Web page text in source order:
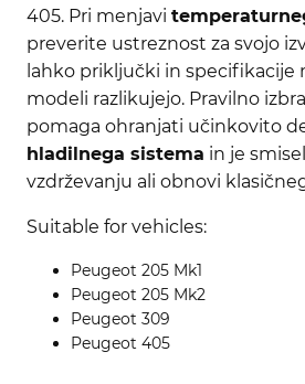
405. Pri menjavi
preverite ustreznost za svojo
lahko priključki in specifikacije
modeli razlikujejo. Pravilno
pomaga ohranjati učinkovito
hladilnega sistema in je
vzdrževanju ali obnovi
Suitable for vehicles:
Peugeot 205 Mk1
Peugeot 205 Mk2
Peugeot 309
Peugeot 405